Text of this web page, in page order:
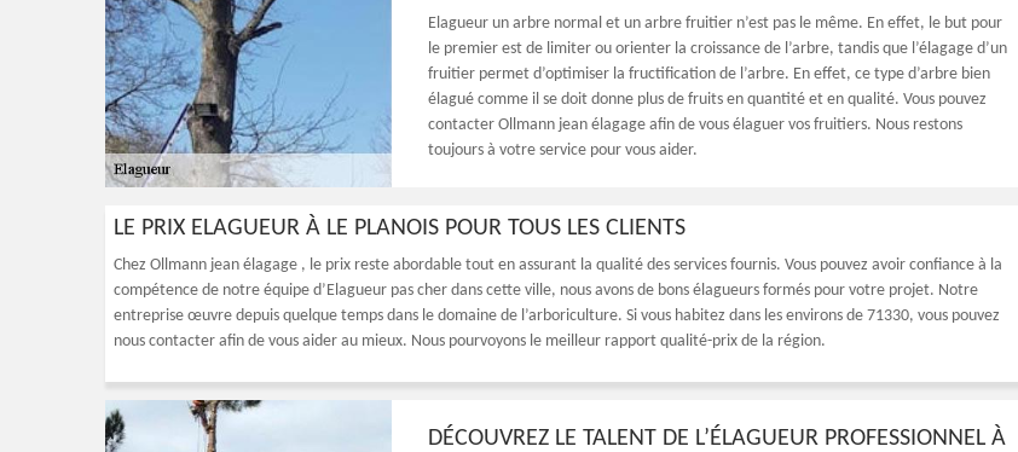
Elagueur un arbre normal et un arbre fruitier n’est pas le même. En effet, le but pour
le premier est de limiter ou orienter la croissance de l’arbre, tandis que l’élagage d’un
fruitier permet d’optimiser la fructification de l’arbre. En effet, ce type d’arbre bien
élagué comme il se doit donne plus de fruits en quantité et en qualité. Vous pouvez
contacter Ollmann jean élagage afin de vous élaguer vos fruitiers. Nous restons
toujours à votre service pour vous aider.
LE PRIX ELAGUEUR À LE PLANOIS POUR TOUS LES CLIENTS
Chez Ollmann jean élagage , le prix reste abordable tout en assurant la qualité des services fournis. Vous pouvez avoir confiance à la
compétence de notre équipe d’Elagueur pas cher dans cette ville, nous avons de bons élagueurs formés pour votre projet. Notre
entreprise œuvre depuis quelque temps dans le domaine de l’arboriculture. Si vous habitez dans les environs de 71330, vous pouvez
nous contacter afin de vous aider au mieux. Nous pourvoyons le meilleur rapport qualité-prix de la région.
DÉCOUVREZ LE TALENT DE L’ÉLAGUEUR PROFESSIONNEL À